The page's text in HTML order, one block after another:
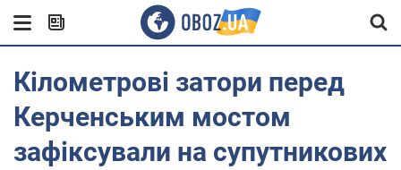
Кілометрові затори перед
Керченським мостом
зафіксували на супутникових